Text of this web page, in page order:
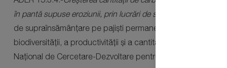
în pantă supuse eroziunii, prin lucrări de supraînsămânțare
de supraînsămânțare pe pajiști permanente erodate/
biodiversității, a productivității și a cantității de carbon
Național de Cercetare-Dezvoltare pentru Pedologie,